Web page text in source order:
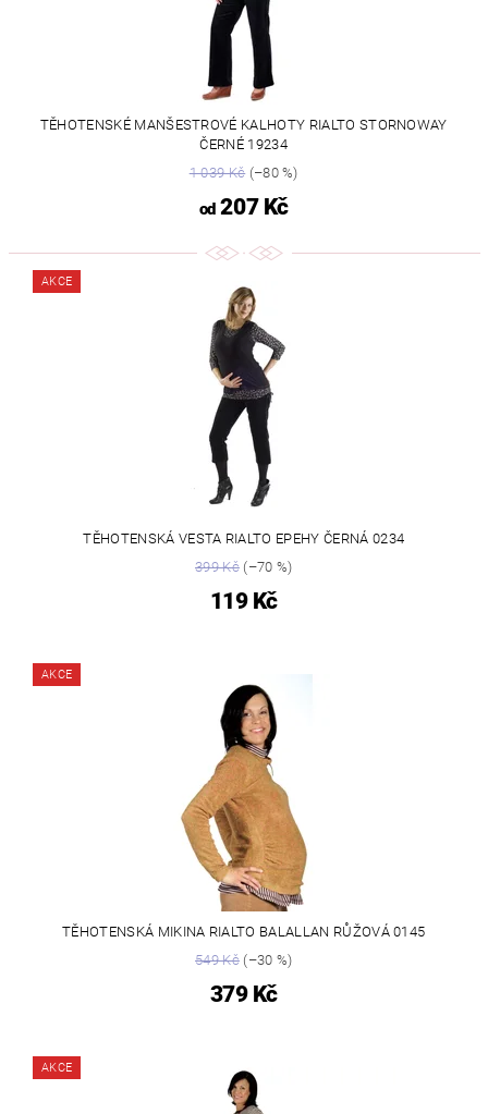
TĚHOTENSKÉ MANŠESTROVÉ KALHOTY RIALTO STORNOWAY
ČERNÉ 19234
1 039 Kč(–80 %)
od207 Kč
AKCE
TĚHOTENSKÁ VESTA RIALTO EPEHY ČERNÁ 0234
399 Kč(–70 %)
119 Kč
AKCE
TĚHOTENSKÁ MIKINA RIALTO BALALLAN RŮŽOVÁ 0145
549 Kč(–30 %)
379 Kč
AKCE